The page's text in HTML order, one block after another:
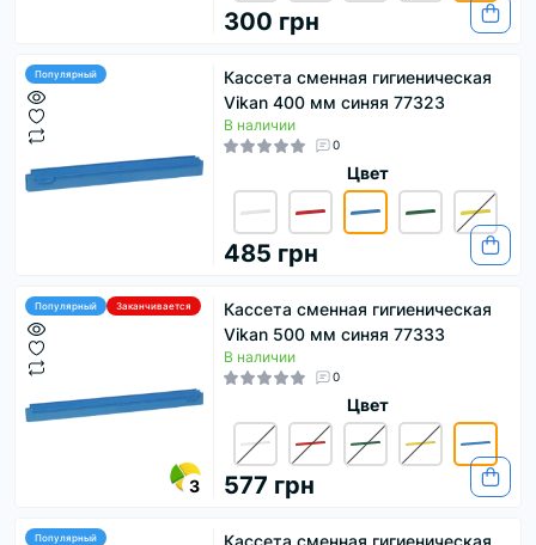
300 грн
Популярный
Кассета сменная гигиеническая
Vikan 400 мм синяя 77323
В наличии
0
Цвет
485 грн
Популярный Заканчивается
3
Кассета сменная гигиеническая
Vikan 500 мм синяя 77333
В наличии
0
Цвет
577 грн
Популярный
Кассета сменная гигиеническая